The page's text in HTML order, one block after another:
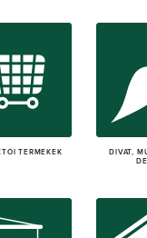
TERMÉKEK
DIVAT,